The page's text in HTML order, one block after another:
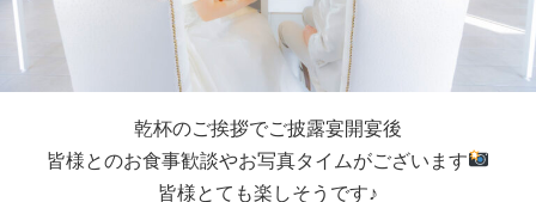
乾杯のご挨拶でご披露宴開宴後
皆様とのお食事歓談やお写真タイムがございます
皆様とても楽しそうです♪